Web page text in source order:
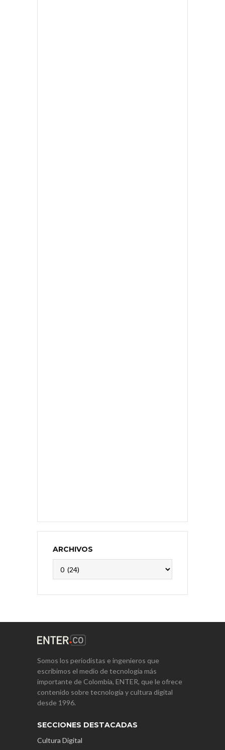
ARCHIVOS
Somos los periodistas e ingenieros que
escribimos el medio de tecnología más
importante de Colombia, ENTER, que le ofrece
contenido sobre tecnología y cultura digital
desde 1996.
SECCIONES DESTACADAS
Cultura Digital